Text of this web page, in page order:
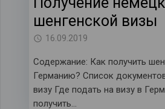
шенгенской визы
16.09.2019
Содержание: Как получить
Германию? Список
визу Где подать на визу в
получить…